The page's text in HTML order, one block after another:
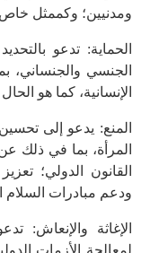
ومدنيين؛ وكممثل خاص
الحماية: تدعو
الجنسي والجنساني،
الإنسانية، كما هو
المنع: يدعو إلى
المرأة، بما في ذلك
القانون الدولي؛
ودعم مبادرات السلام
الإغاثة والإنعاش:
لمعالجة الأزمات